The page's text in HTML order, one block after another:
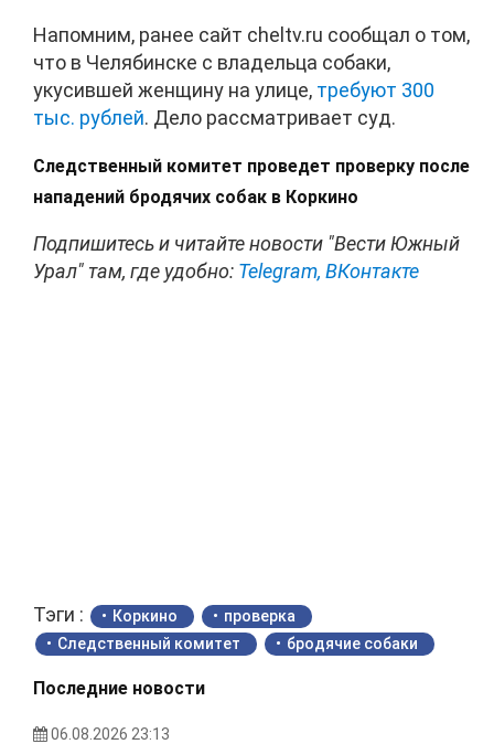
Напомним, ранее сайт cheltv.ru сообщал о том,
что в Челябинске с владельца собаки,
укусившей женщину на улице, требуют 300
тыс. рублей. Дело рассматривает суд.
Следственный комитет проведет проверку после
нападений бродячих собак в Коркино
Подпишитесь и читайте новости "Вести Южный
Урал" там, где удобно: Telegram, ВКонтакте
Тэги : Коркино
проверка
Следственный комитет
бродячие собаки
Последние новости
06.08.2026 23:13